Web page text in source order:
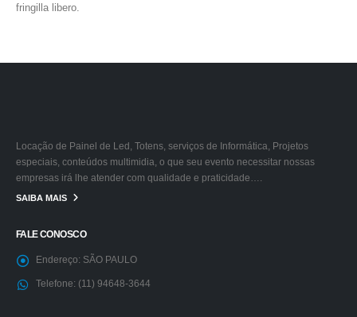
fringilla libero.
Locação de Painel de Led, Totens, serviços de Informática, Projetos
especiais, conteúdos multimidia, o que seu evento necessitar nossas
empresas irá lhe atender com qualidade e praticidade….
SAIBA MAIS
FALE CONOSCO
Endereço: SÃO PAULO
Telefone: (11) 94648-3644